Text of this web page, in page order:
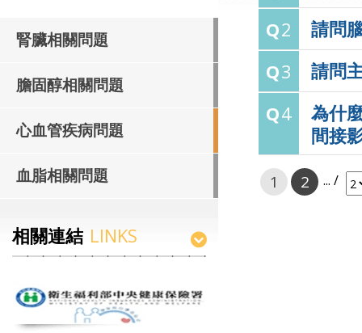
腎臟相關問題
膽固醇相關問題
心血管疾病問題
血脂相關問題
相關連結 LINKS
Q2
請問
Q3
請問
Q4
為什
間接
1 2 ... /